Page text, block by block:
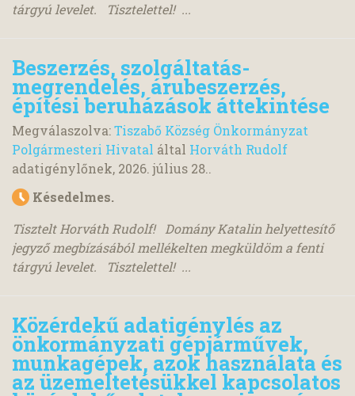
tárgyú levelet. Tisztelettel! ...
Beszerzés, szolgáltatás-
megrendelés, árubeszerzés,
építési beruházások áttekintése
Megválaszolva:Tiszabő Község Önkormányzat
Polgármesteri Hivatal által Horváth Rudolf
adatigénylőnek, 2026. július 28..
Késedelmes.
Tisztelt Horváth Rudolf! Domány Katalin helyettesítő
jegyző megbízásából mellékelten megküldöm a fenti
tárgyú levelet. Tisztelettel! ...
Közérdekű adatigénylés az
önkormányzati gépjárművek,
munkagépek, azok használata és
az üzemeltetésükkel kapcsolatos